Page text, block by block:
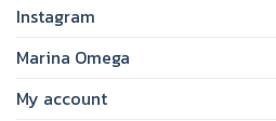
Instagram
Marina Omega
My account